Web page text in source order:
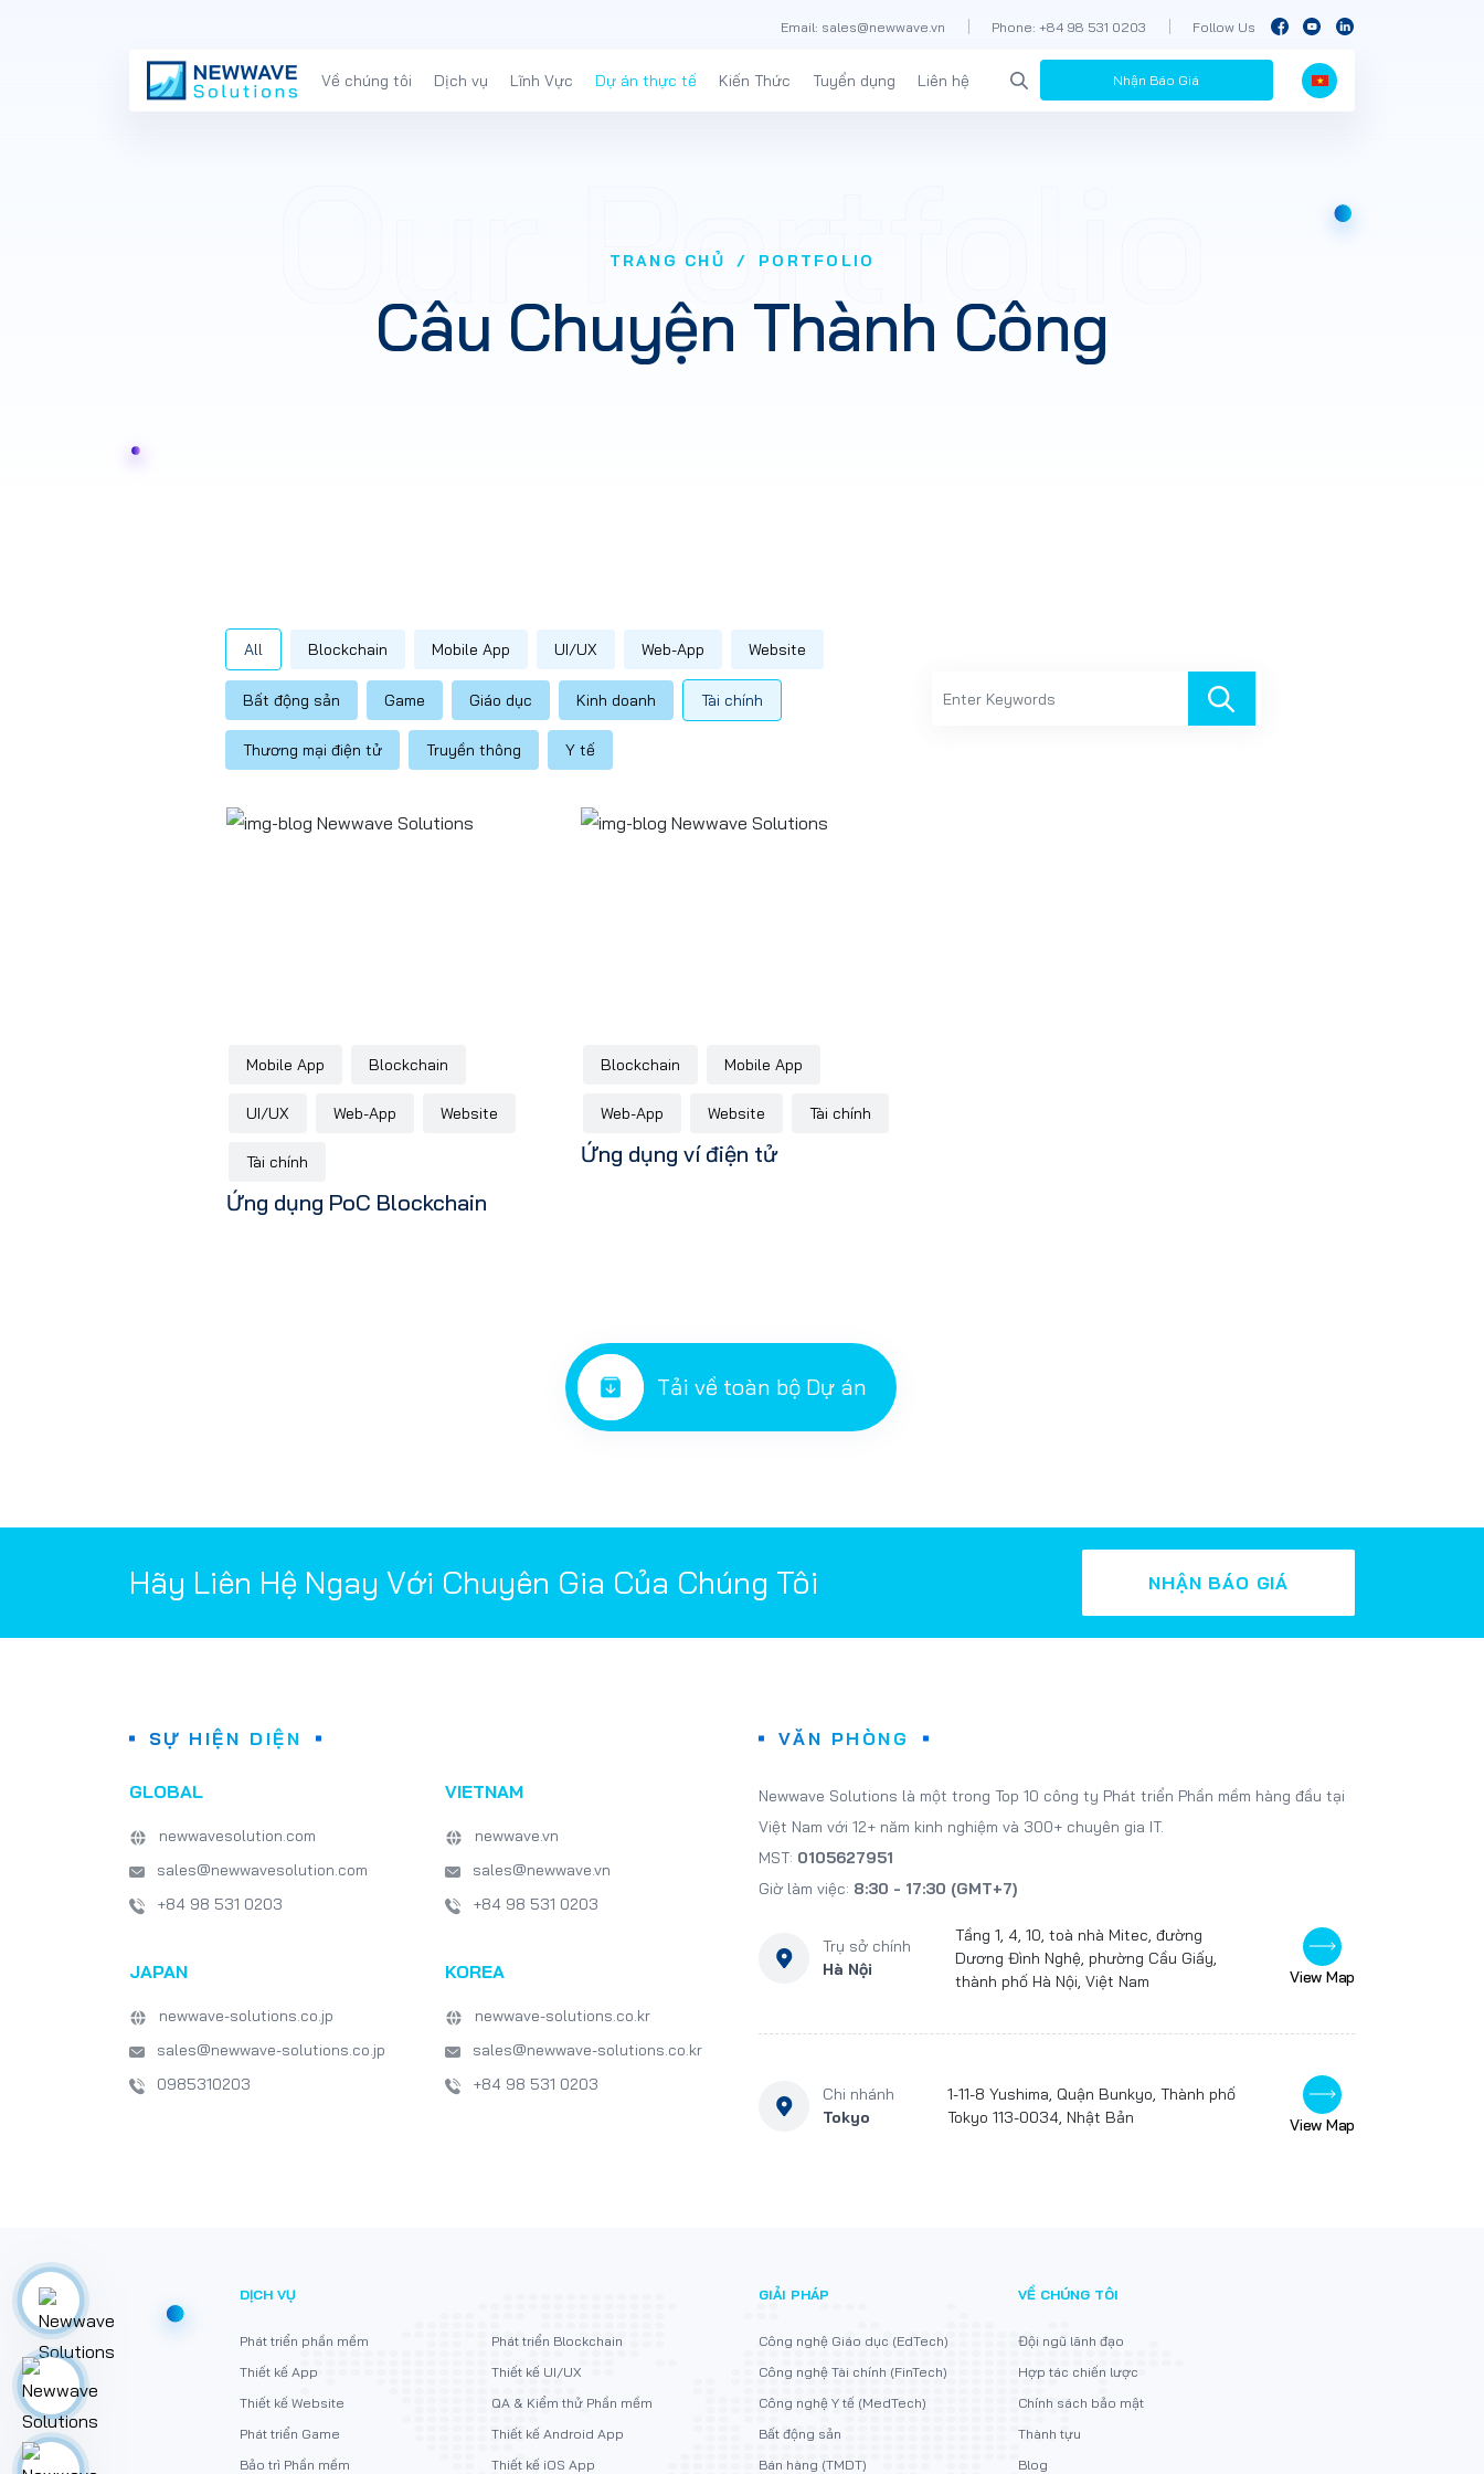
Email: sales@newwave.vn Phone: +84 98 531 0203 Follow Us
Về chúng tôi Dịch vụ Lĩnh Vực Dự án thực tế Kiến Thức Tuyển dụng Liên hệ Nhận Báo Giá
TRANG CHỦ PORTFOLIO
Câu Chuyện Thành Công
All Blockchain Mobile App UI/UX Web-App Website
Bất động sản Game Giáo dục Kinh doanh Tài chính
Thương mại điện tử Truyền thông Y tế
Mobile App Blockchain
UI/UX Web-App Website
Tài chính
Ứng dụng PoC Blockchain
Blockchain Mobile App
Web-App Website Tài chính
Ứng dụng ví điện tử
Tải về toàn bộ Dự án
Hãy Liên Hệ Ngay Với Chuyên Gia Của Chúng Tôi NHẬN BÁO GIÁ
SỰ HIỆN DIỆN
GLOBAL
newwavesolution.com
sales@newwavesolution.com
+84 98 531 0203
VIETNAM
newwave.vn
sales@newwave.vn
+84 98 531 0203
JAPAN
newwave-solutions.co.jp
sales@newwave-solutions.co.jp
0985310203
KOREA
newwave-solutions.co.kr
sales@newwave-solutions.co.kr
+84 98 531 0203
VĂN PHÒNG
Newwave Solutions là một trong Top 10 công ty Phát triển Phần mềm hàng đầu tại
Việt Nam với 12+ năm kinh nghiệm và 300+ chuyên gia IT.
MST: 0105627951
Giờ làm việc: 8:30 - 17:30 (GMT+7)
Trụ sở chính
Hà Nội
Tầng 1, 4, 10, toà nhà Mitec, đường
Dương Đình Nghệ, phường Cầu Giấy,
thành phố Hà Nội, Việt Nam
View Map
Chi nhánh
Tokyo
1-11-8 Yushima, Quận Bunkyo, Thành phố
Tokyo 113-0034, Nhật Bản
View Map
DỊCH VỤ
Phát triển phần mềm
Thiết kế App
Thiết kế Website
Phát triển Game
Bảo trì Phần mềm
Phát triển Blockchain
Thiết kế UI/UX
QA & Kiểm thử Phần mềm
Thiết kế Android App
Thiết kế iOS App
GIẢI PHÁP
Công nghệ Giáo dục (EdTech)
Công nghệ Tài chính (FinTech)
Công nghệ Y tế (MedTech)
Bất động sản
Bán hàng (TMDT)
VỀ CHÚNG TÔI
Đội ngũ lãnh đạo
Hợp tác chiến lược
Chính sách bảo mật
Thành tựu
Blog